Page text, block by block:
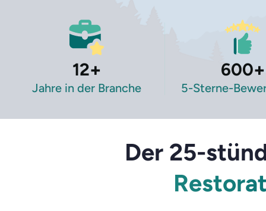
12+
Jahre in der Branche
600+
5-Sterne-
Der 25-